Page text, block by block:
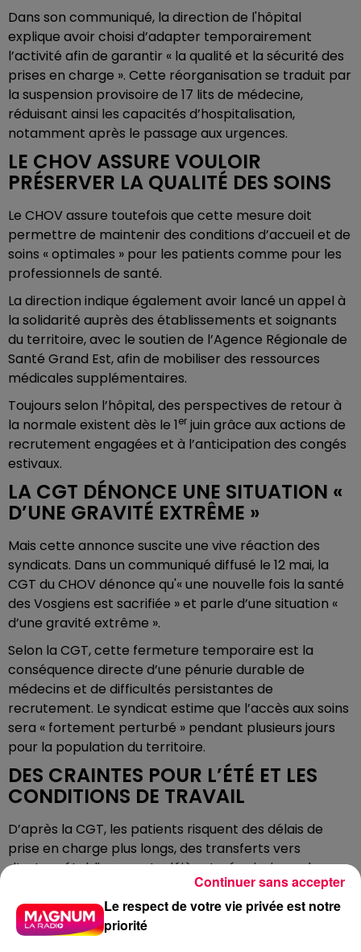
Dans son communiqué, la direction de l'hôpital
explique avoir choisi d’adapter temporairement
l’activité afin de garantir « la qualité et la sécurité des
prises en charge ». Cette réorganisation se traduit par
la suspension provisoire de 17 lits de médecine,
réduisant ainsi les capacités d’hospitalisation,
notamment après le passage aux urgences.
LE CHOV ASSURE VOULOIR
PRÉSERVER LA QUALITÉ DES SOINS
Le CHOV assure toutefois que cette mesure doit
permettre de maintenir des conditions d’accueil et de
soins « optimales » pour les patients comme pour les
professionnels de santé.
La direction indique également avoir lancé un appel à
la solidarité auprès des établissements et soignants
du territoire, avec le soutien de l’Agence Régionale de
Santé Grand Est, afin de mobiliser des ressources
médicales supplémentaires.
Toujours selon l’hôpital, des perspectives de retour à
la normale existent dès le 1er juin grâce aux actions de
recrutement engagées et à l’anticipation des congés
estivaux.
LA CGT DÉNONCE UNE SITUATION «
D’UNE GRAVITÉ EXTRÊME »
Mais cette annonce suscite une vive réaction des
syndicats. Dans un communiqué diffusé le 12 mai, la
CGT du CHOV dénonce qu'« une nouvelle fois la santé
des Vosgiens est sacrifiée » et parle d’une situation «
d’une gravité extrême ».
Selon la CGT, cette fermeture temporaire est la
conséquence directe d’une pénurie durable de
médecins et de difficultés persistantes de
recrutement. Le syndicat estime que l’accès aux soins
sera « fortement perturbé » pendant plusieurs jours
pour la population du territoire.
DES CRAINTES POUR L’ÉTÉ ET LES
CONDITIONS DE TRAVAIL
D’après la CGT, les patients risquent des délais de
prise en charge plus longs, des transferts vers
d’autres établissements déjà saturés ainsi que des
conditions de travail dégradées pour les équipes
soignantes restantes.
Le syndicat craint également « un naufrage sanitaire
Le respect de votre vie privée est notre
priorité
Continuer sans accepter